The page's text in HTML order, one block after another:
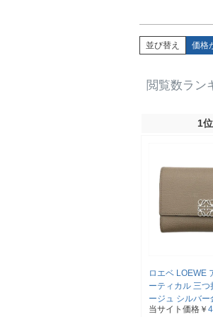
並び替え 価格
閲覧数ラン
1位
ロエベ LOEWE
ーティカル 三つ
ージュ シルバ
当サイト価格￥